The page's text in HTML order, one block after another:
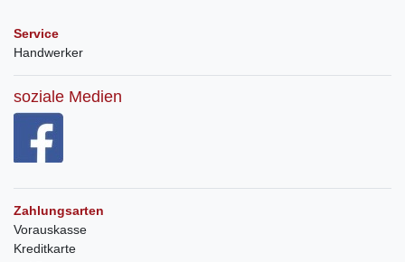
Service
Handwerker
soziale Medien
Zahlungsarten
Vorauskasse
Kreditkarte